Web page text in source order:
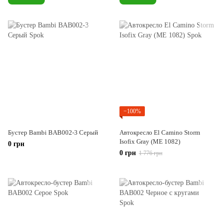
Бустер Bambi BAB002-3 Серый
0 грн
−100%
Автокресло El Camino Storm
Isofix Gray (ME 1082)
0 грн 1 776 грн